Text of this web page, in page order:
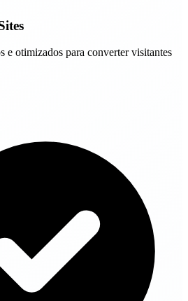
e otimizados para converter visitantes